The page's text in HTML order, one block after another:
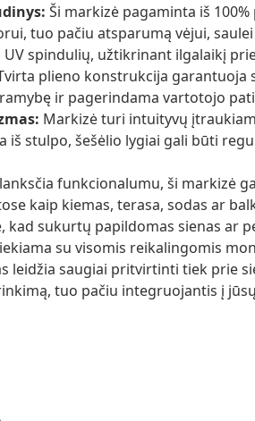
Ši markizė pagaminta iš
tuo pačiu atsparumą vėjui,
spindulių, užtikrinant ilgalaikį
plieno konstrukcija garantuoja
ir pagerindama vartotojo
Markizė turi intuityvų
iš stulpo, šešėlio lygiai gali būti
funkcionalumu, ši markizė
kaip kiemas, terasa, sodas ar
kad sukurtų papildomas sienas ar
su visomis reikalingomis
leidžia saugiai pritvirtinti tiek prie
tuo pačiu integruojantis į